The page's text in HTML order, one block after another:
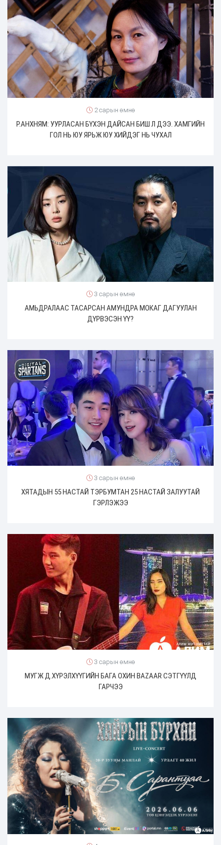
2 сарын өмнө
Р.АНХНЯМ: УУРЛАСАН БҮХЭН ДАЙСАН БИШ Л ДЭЭ. ХАМГИЙН
ГОЛ НЬ ЮУ ЯРЬЖ ЮУ ХИЙДЭГ НЬ ЧУХАЛ
3 сарын өмнө
АМЬДРАЛААС ТАСАРСАН АМУНДРА МОКАГ ДАГУУЛАН
ДҮРВЭСЭН ҮҮ?
3 сарын өмнө
ХЯТАДЫН 55 НАСТАЙ ТЭРБУМТАН 25 НАСТАЙ ЗАЛУУТАЙ
ГЭРЛЭЖЭЭ
3 сарын өмнө
МУГЖ Д.ХҮРЭЛХҮҮГИЙН БАГА ОХИН BAZAAR СЭТГҮҮЛД
ГАРЧЭЭ